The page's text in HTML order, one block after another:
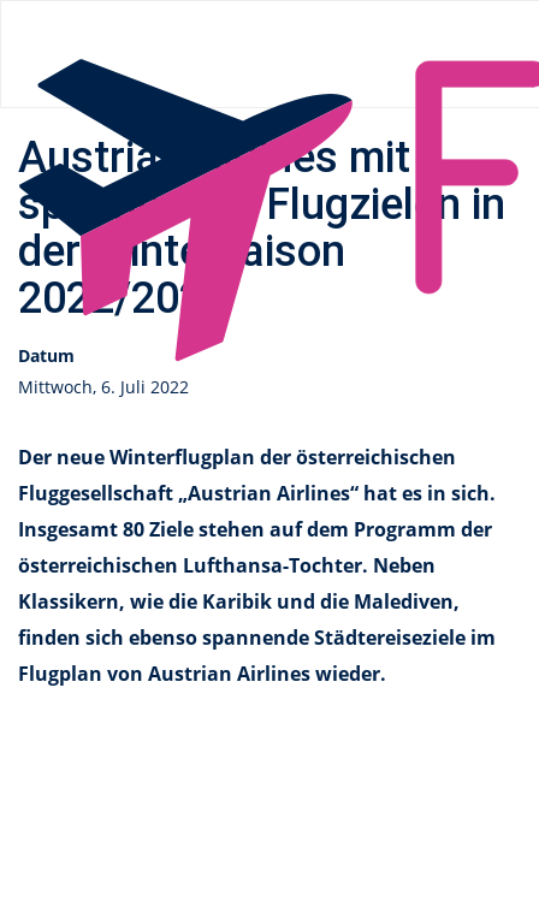
Austrian Airlines mit
spannenden Flugzielen in
der Wintersaison
2022/2023
Datum
Mittwoch, 6. Juli 2022
Der neue Winterflugplan der österreichischen
Fluggesellschaft „Austrian Airlines“ hat es in sich.
Insgesamt 80 Ziele stehen auf dem Programm der
österreichischen Lufthansa-Tochter. Neben
Klassikern, wie die Karibik und die Malediven,
finden sich ebenso spannende Städtereiseziele im
Flugplan von Austrian Airlines wieder.